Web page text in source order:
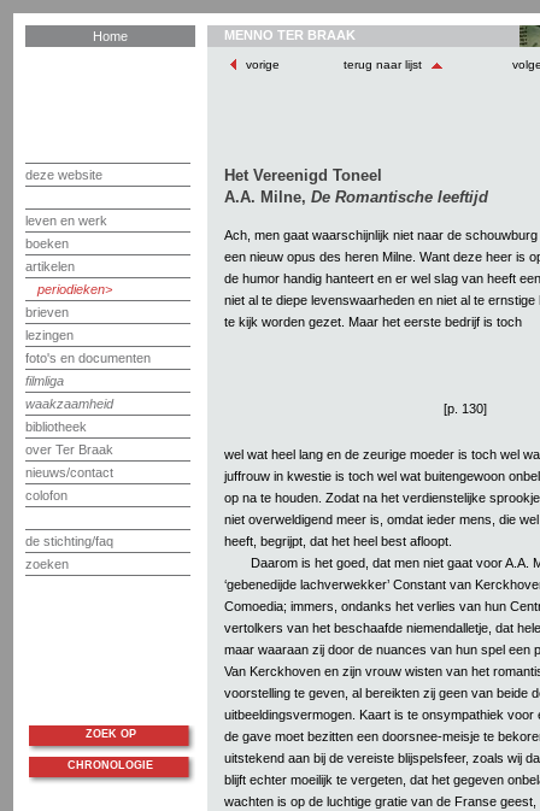
Home
deze website
leven en werk
boeken
artikelen
periodieken
brieven
lezingen
foto's en documenten
filmliga
waakzaamheid
bibliotheek
over Ter Braak
nieuws/contact
colofon
de stichting/faq
zoeken
MENNO TER BRAAK
vorige terug naar lijst
Het Vereenigd Toneel
A.A. Milne, De Romantische leeftijd
Ach, men gaat waarschijnlijk niet naar de
een nieuw opus des heren Milne. Want deze heer is
de humor handig hanteert en er wel slag van heeft
niet al te diepe levenswaarheden en niet al te
te kijk worden gezet. Maar het eerste bedrijf is toch
[p. 130]
wel wat heel lang en de zeurige moeder is toch wel
juffrouw in kwestie is toch wel wat buitengewoon
op na te houden. Zodat na het verdienstelijke
niet overweldigend meer is, omdat ieder mens, die
heeft, begrijpt, dat het heel best afloopt.
Daarom is het goed, dat men niet gaat voor A.A.
‘gebenedijde lachverwekker’ Constant van
Comoedia; immers, ondanks het verlies van hun
vertolkers van het beschaafde niemendalletje, dat
maar waaraan zij door de nuances van hun spel een
Van Kerckhoven en zijn vrouw wisten van het
voorstelling te geven, al bereikten zij geen van beide
uitbeeldingsvermogen. Kaart is te onsympathiek voor
de gave moet bezitten een doorsnee-meisje te
uitstekend aan bij de vereiste blijspelsfeer, zoals wij
blijft echter moeilijk te vergeten, dat het gegeven
wachten is op de luchtige gratie van de Franse
ZOEK OP
CHRONOLOGIE